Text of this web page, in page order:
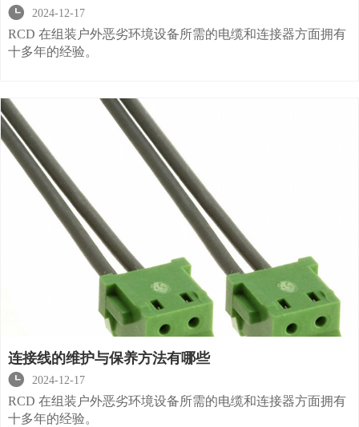

2024-12-17
RCD 在组装户外恶劣环境设备所需的电缆和连接器方面拥有
十多年的经验。
连接线的维护与保养方法有哪些

2024-12-17
RCD 在组装户外恶劣环境设备所需的电缆和连接器方面拥有
十多年的经验。